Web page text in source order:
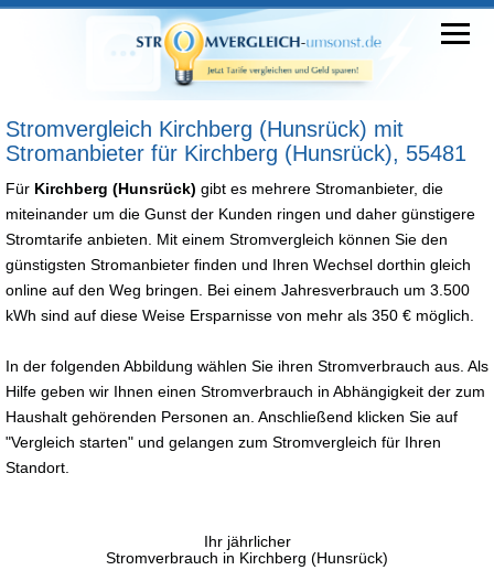
Stromvergleich Kirchberg (Hunsrück) mit
Stromanbieter für Kirchberg (Hunsrück), 55481
Für Kirchberg (Hunsrück) gibt es mehrere Stromanbieter, die
miteinander um die Gunst der Kunden ringen und daher günstigere
Stromtarife anbieten. Mit einem Stromvergleich können Sie den
günstigsten Stromanbieter finden und Ihren Wechsel dorthin gleich
online auf den Weg bringen. Bei einem Jahresverbrauch um 3.500
kWh sind auf diese Weise Ersparnisse von mehr als 350 € möglich.
In der folgenden Abbildung wählen Sie ihren Stromverbrauch aus. Als
Hilfe geben wir Ihnen einen Stromverbrauch in Abhängigkeit der zum
Haushalt gehörenden Personen an. Anschließend klicken Sie auf
"Vergleich starten" und gelangen zum Stromvergleich für Ihren
Standort.
Ihr jährlicher
Stromverbrauch in Kirchberg (Hunsrück)